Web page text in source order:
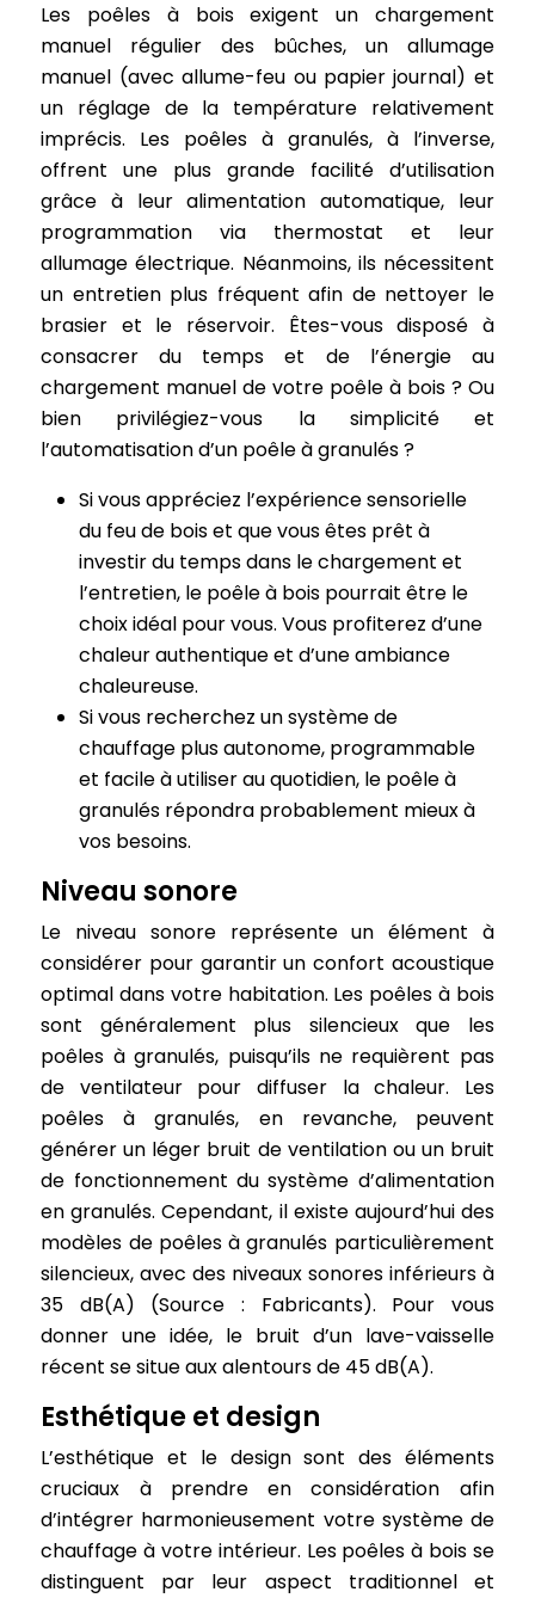
Les poêles à bois exigent un chargement
manuel régulier des bûches, un allumage
manuel (avec allume-feu ou papier journal) et
un réglage de la température relativement
imprécis. Les poêles à granulés, à l’inverse,
offrent une plus grande facilité d’utilisation
grâce à leur alimentation automatique, leur
programmation via thermostat et leur
allumage électrique. Néanmoins, ils nécessitent
un entretien plus fréquent afin de nettoyer le
brasier et le réservoir. Êtes-vous disposé à
consacrer du temps et de l’énergie au
chargement manuel de votre poêle à bois ? Ou
bien privilégiez-vous la simplicité et
l’automatisation d’un poêle à granulés ?
Si vous appréciez l’expérience sensorielle
du feu de bois et que vous êtes prêt à
investir du temps dans le chargement et
l’entretien, le poêle à bois pourrait être le
choix idéal pour vous. Vous profiterez d’une
chaleur authentique et d’une ambiance
chaleureuse.
Si vous recherchez un système de
chauffage plus autonome, programmable
et facile à utiliser au quotidien, le poêle à
granulés répondra probablement mieux à
vos besoins.
Niveau sonore
Le niveau sonore représente un élément à
considérer pour garantir un confort acoustique
optimal dans votre habitation. Les poêles à bois
sont généralement plus silencieux que les
poêles à granulés, puisqu’ils ne requièrent pas
de ventilateur pour diffuser la chaleur. Les
poêles à granulés, en revanche, peuvent
générer un léger bruit de ventilation ou un bruit
de fonctionnement du système d’alimentation
en granulés. Cependant, il existe aujourd’hui des
modèles de poêles à granulés particulièrement
silencieux, avec des niveaux sonores inférieurs à
35 dB(A) (Source : Fabricants). Pour vous
donner une idée, le bruit d’un lave-vaisselle
récent se situe aux alentours de 45 dB(A).
Esthétique et design
L’esthétique et le design sont des éléments
cruciaux à prendre en considération afin
d’intégrer harmonieusement votre système de
chauffage à votre intérieur. Les poêles à bois se
distinguent par leur aspect traditionnel et